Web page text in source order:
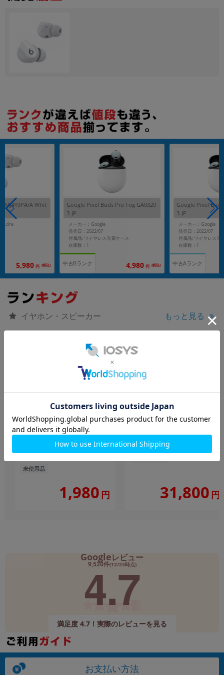
MJ4Y3PA/A Whit
dr.dre
5,980 円 (税込)
Google Pixel Buds Pro Fog GA0320
3-JP
メーカー：Google
発売日：2022/07
付属品: ワイヤレス充電ケース
在庫数：1
中古Bランク 4,980 円 (税込)
Google Pixel
3-JP
メーカー：Google
発売日：2022/07
付属品: ワイヤレス充
在庫数：1
中古Aランク
イヤホン・スピーカー もっと見る
final×REB GEAR01 ブラッ
ク RE-GEAR-01
未使用品
1,980 円
AirPods Pro3 MFHP4J/A
31,800 円
Googleレビュー
9,520件(12/24時点)
4.7
満足度 4.7！実際のレビューを見る
お支払い方法
発売日
各項目のチェックボックスは「or検索」となります。
ただし機能別のみ「and検索」となります。